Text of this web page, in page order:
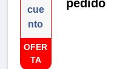
cue
nto
OFER
TA
pedido